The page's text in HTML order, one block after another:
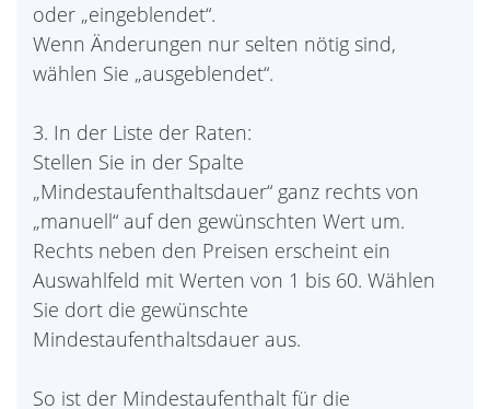
oder „eingeblendet“.
Wenn Änderungen nur selten nötig sind,
wählen Sie „ausgeblendet“.
3. In der Liste der Raten:
Stellen Sie in der Spalte
„Mindestaufenthaltsdauer“ ganz rechts von
„manuell“ auf den gewünschten Wert um.
Rechts neben den Preisen erscheint ein
Auswahlfeld mit Werten von 1 bis 60. Wählen
Sie dort die gewünschte
Mindestaufenthaltsdauer aus.
So ist der Mindestaufenthalt für die